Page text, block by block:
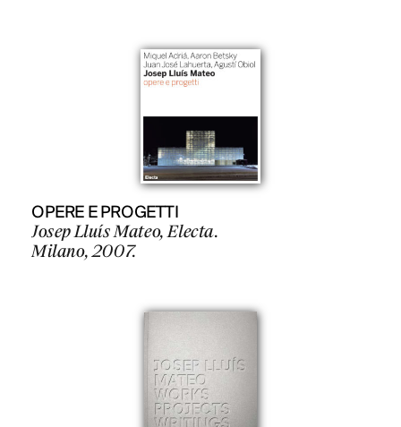
OPERE E PROGETTI
Josep Lluís Mateo, Electa.
Milano, 2007.